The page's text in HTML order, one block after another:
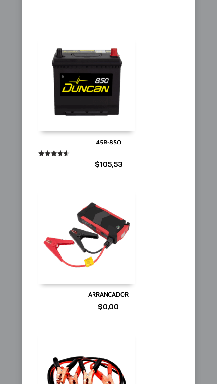
45R-850
$105,53
ARRANCADOR
$0,00